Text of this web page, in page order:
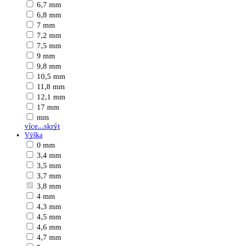
6,7 mm
6,8 mm
7 mm
7,2 mm
7,5 mm
9 mm
9,8 mm
10,5 mm
11,8 mm
12,1 mm
17 mm
mm
více...skrýt
Výška
0 mm
3,4 mm
3,5 mm
3,7 mm
3,8 mm
4 mm
4,3 mm
4,5 mm
4,6 mm
4,7 mm